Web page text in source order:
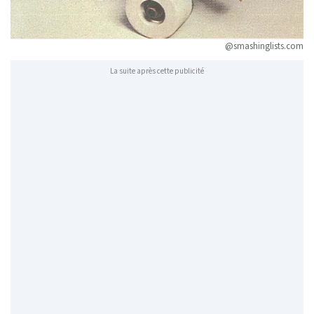
@smashinglists.com
La suite après cette publicité